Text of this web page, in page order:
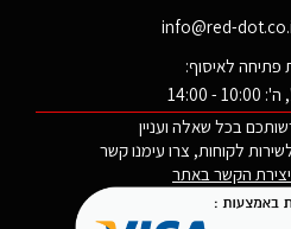
info@red-
פתיחה לאיסוף:
- 14:00
בכל שאלה ועניין
לקוחות, צרו עימנו קשר
יצירת הקשר באתר